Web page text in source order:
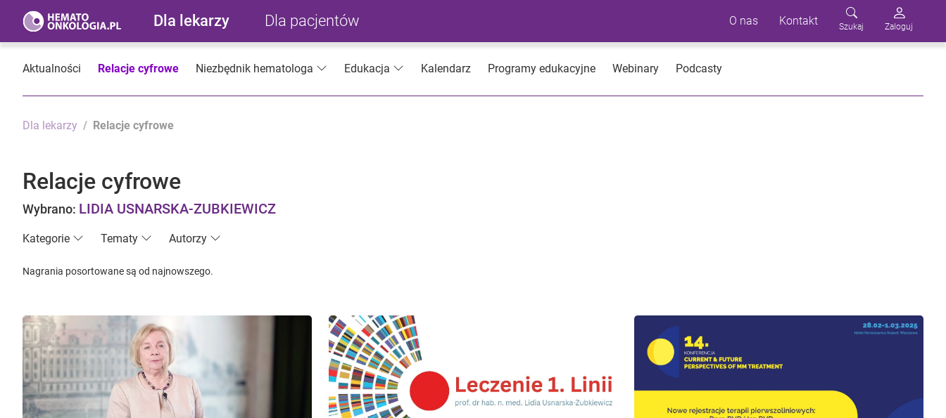
Dla lekarzy Dla pacjentów O nas Kontakt Szukaj Zaloguj
Aktualności Relacje cyfrowe Niezbędnik hematologa Edukacja Kalendarz Programy edukacyjne Webinary Podcasty
Dla lekarzy Relacje cyfrowe
Relacje cyfrowe
Wybrano: LIDIA USNARSKA-ZUBKIEWICZ
Kategorie Tematy Autorzy
Nagrania posortowane są od najnowszego.